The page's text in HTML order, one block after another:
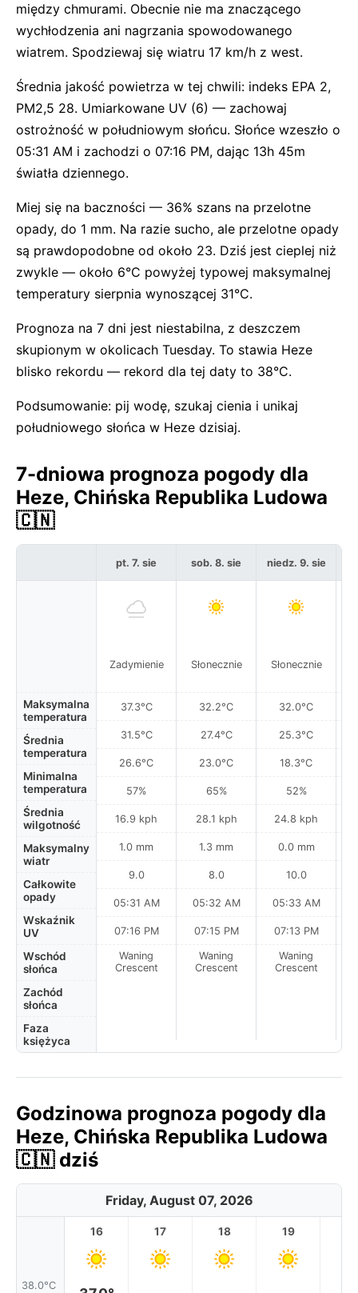
między chmurami. Obecnie nie ma znaczącego
wychłodzenia ani nagrzania spowodowanego
wiatrem. Spodziewaj się wiatru 17 km/h z west.
Średnia jakość powietrza w tej chwili: indeks EPA 2,
PM2,5 28. Umiarkowane UV (6) — zachowaj
ostrożność w południowym słońcu. Słońce wzeszło o
05:31 AM i zachodzi o 07:16 PM, dając 13h 45m
światła dziennego.
Miej się na baczności — 36% szans na przelotne
opady, do 1 mm. Na razie sucho, ale przelotne opady
są prawdopodobne od około 23. Dziś jest cieplej niż
zwykle — około 6°C powyżej typowej maksymalnej
temperatury sierpnia wynoszącej 31°C.
Prognoza na 7 dni jest niestabilna, z deszczem
skupionym w okolicach Tuesday. To stawia Heze
blisko rekordu — rekord dla tej daty to 38°C.
Podsumowanie: pij wodę, szukaj cienia i unikaj
południowego słońca w Heze dzisiaj.
7-dniowa prognoza pogody dla
Heze, Chińska Republika Ludowa
🇨🇳
Maksymalna
temperatura
Średnia
temperatura
Minimalna
temperatura
Średnia
wilgotność
Maksymalny
wiatr
Całkowite
opady
Wskaźnik
UV
Wschód
słońca
Zachód
słońca
Faza
księżyca
pt. 7. sie
Zadymienie
37.3°C
31.5°C
26.6°C
57%
16.9 kph
1.0 mm
9.0
05:31 AM
07:16 PM
Waning
Crescent
sob. 8. sie
Słonecznie
32.2°C
27.4°C
23.0°C
65%
28.1 kph
1.3 mm
8.0
05:32 AM
07:15 PM
Waning
Crescent
niedz. 9. sie
Słonecznie
32.0°C
25.3°C
18.3°C
52%
24.8 kph
0.0 mm
10.0
05:33 AM
07:13 PM
Waning
Crescent
Godzinowa prognoza pogody dla
Heze, Chińska Republika Ludowa
🇨🇳 dziś
Friday, August 07, 2026
38.0°C
16 17 18 19